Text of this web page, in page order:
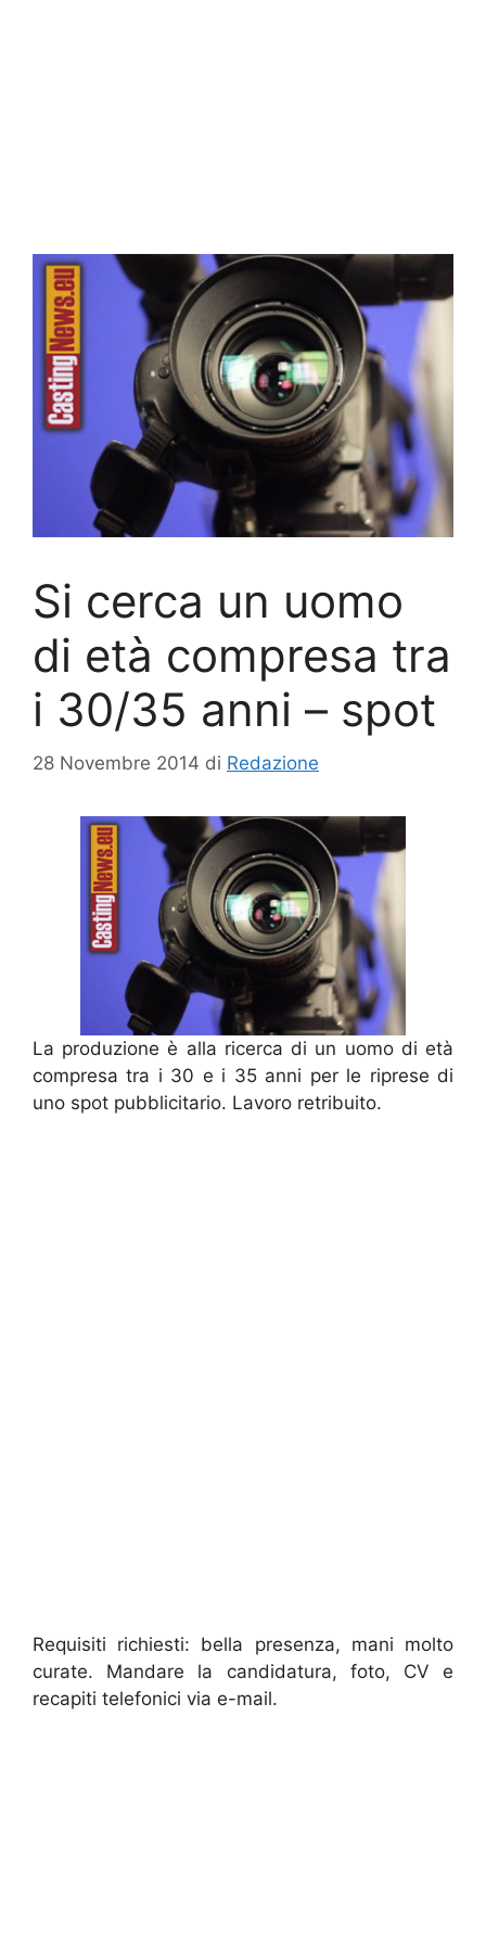
Si cerca un uomo
di età compresa tra
i 30/35 anni – spot
28 Novembre 2014 di Redazione
La produzione è alla ricerca di un uomo di età
compresa tra i 30 e i 35 anni per le riprese di
uno spot pubblicitario. Lavoro retribuito.
Requisiti richiesti: bella presenza, mani molto
curate. Mandare la candidatura, foto, CV e
recapiti telefonici via e-mail.